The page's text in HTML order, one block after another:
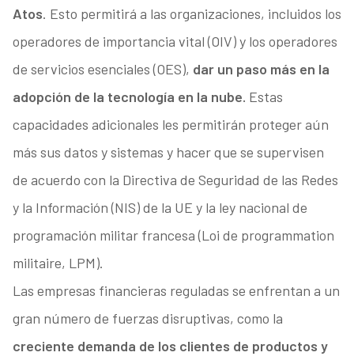
Atos. Esto permitirá a las organizaciones, incluidos los
operadores de importancia vital (OIV) y los operadores
de servicios esenciales (OES), dar un paso más en la
adopción de la tecnología en la nube. Estas
capacidades adicionales les permitirán proteger aún
más sus datos y sistemas y hacer que se supervisen
de acuerdo con la Directiva de Seguridad de las Redes
y la Información (NIS) de la UE y la ley nacional de
programación militar francesa (Loi de programmation
militaire, LPM).
Las empresas financieras reguladas se enfrentan a un
gran número de fuerzas disruptivas, como la
creciente demanda de los clientes de productos y